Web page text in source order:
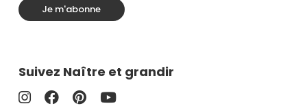
Je m'abonne
Suivez Naître et grandir